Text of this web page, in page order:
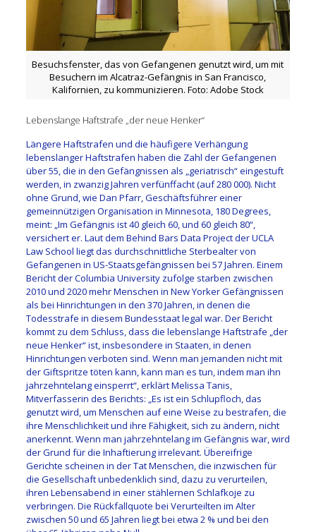
Besuchsfenster, das von Gefangenen genutzt wird, um mit
Besuchern im Alcatraz-Gefängnis in San Francisco,
Kalifornien, zu kommunizieren. Foto: Adobe Stock
Lebenslange Haftstrafe „der neue Henker“
Längere Haftstrafen und die häufigere Verhängung
lebenslanger Haftstrafen haben die Zahl der Gefangenen
über 55, die in den Gefängnissen als „geriatrisch“ eingestuft
werden, in zwanzig Jahren verfünffacht (auf 280 000). Nicht
ohne Grund, wie Dan Pfarr, Geschäftsführer einer
gemeinnützigen Organisation in Minnesota, 180 Degrees,
meint: „Im Gefängnis ist 40 gleich 60, und 60 gleich 80“,
versichert er. Laut dem Behind Bars Data Project der UCLA
Law School liegt das durchschnittliche Sterbealter von
Gefangenen in US-Staatsgefängnissen bei 57 Jahren. Einem
Bericht der Columbia University zufolge starben zwischen
2010 und 2020 mehr Menschen in New Yorker Gefängnissen
als bei Hinrichtungen in den 370 Jahren, in denen die
Todesstrafe in diesem Bundesstaat legal war. Der Bericht
kommt zu dem Schluss, dass die lebenslange Haftstrafe „der
neue Henker“ ist, insbesondere in Staaten, in denen
Hinrichtungen verboten sind. Wenn man jemanden nicht mit
der Giftspritze töten kann, kann man es tun, indem man ihn
jahrzehntelang einsperrt“, erklärt Melissa Tanis,
Mitverfasserin des Berichts: „Es ist ein Schlupfloch, das
genutzt wird, um Menschen auf eine Weise zu bestrafen, die
ihre Menschlichkeit und ihre Fähigkeit, sich zu ändern, nicht
anerkennt. Wenn man jahrzehntelang im Gefängnis war, wird
der Grund für die Inhaftierung irrelevant. Übereifrige
Gerichte scheinen in der Tat Menschen, die inzwischen für
die Gesellschaft unbedenklich sind, dazu zu verurteilen,
ihren Lebensabend in einer stählernen Schlafkoje zu
verbringen. Die Rückfallquote bei Verurteilten im Alter
zwischen 50 und 65 Jahren liegt bei etwa 2 % und bei den